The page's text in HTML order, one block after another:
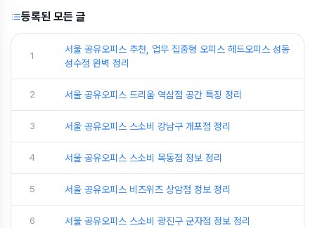
등록된 모든 글
1
서울 공유오피스 추천, 업무 집중형 오피스 헤드오피스 성동
성수점 완벽 정리
2 서울 공유오피스 드리움 역삼점 공간 특징 정리
3 서울 공유오피스 스소비 강남구 개포점 정리
4 서울 공유오피스 스소비 목동점 정보 정리
5 서울 공유오피스 비즈위즈 상암점 정보 정리
6 서울 공유오피스 스소비 광진구 군자점 정보 정리